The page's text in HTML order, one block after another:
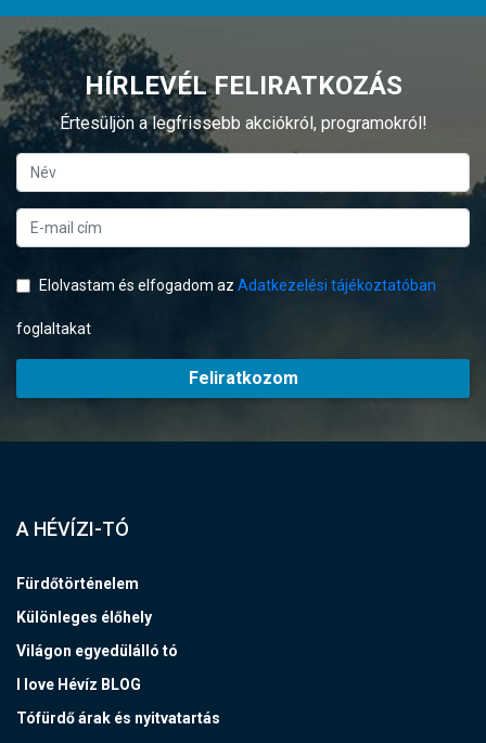
HÍRLEVÉL FELIRATKOZÁS
Értesüljön a legfrissebb akciókról, programokról!
Elolvastam és elfogadom az Adatkezelési tájékoztatóban
foglaltakat
Feliratkozom
A HÉVÍZI-TÓ
Fürdőtörténelem
Különleges élőhely
Világon egyedülálló tó
I love Hévíz BLOG
Tófürdő árak és nyitvatartás